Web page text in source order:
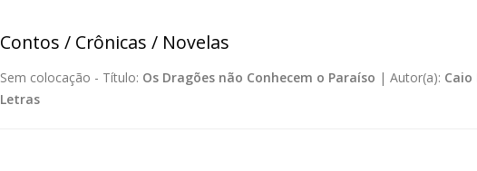
Contos / Crônicas / Novelas
Sem colocação - Título: Os Dragões não Conhecem o Paraíso | Autor(a): Caio
Letras